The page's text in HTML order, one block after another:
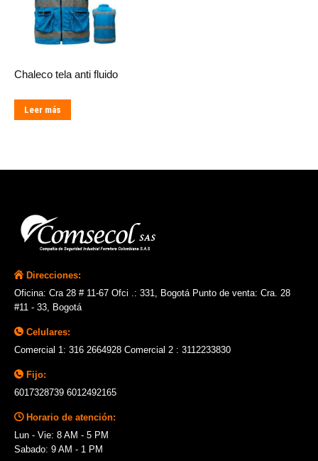
Chaleco tela anti fluido
Leer más
Direcciones:
Oficina: Cra 28 # 11-67 Ofci .: 331, Bogotá Punto de venta: Cra. 28
#11 - 33, Bogotá
Celulares:
Comercial 1: 316 2664928 Comercial 2 : 3112233830
Fijo:
6017328739 6012492165
Horario de atención:
Lun - Vie: 8 AM - 5 PM
Sabado: 9 AM - 1 PM